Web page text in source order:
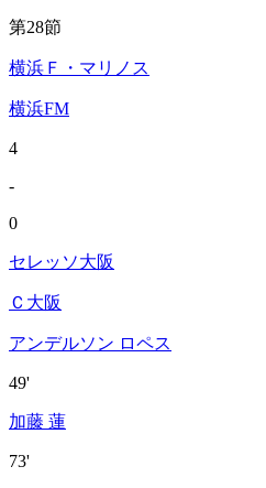
第28節
横浜Ｆ・マリノス
横浜FM
4
-
0
セレッソ大阪
Ｃ大阪
アンデルソン ロペス
49'
加藤 蓮
73'